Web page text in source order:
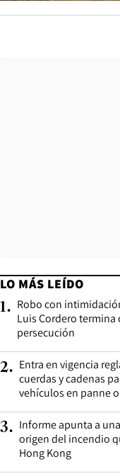
LO MÁS LEÍDO
1. Robo con
Luis Cordero
persecución
2. Entra en vigencia
cuerdas y cadenas
vehículos en panne
3. Informe apunta a
origen del incendio
Hong Kong